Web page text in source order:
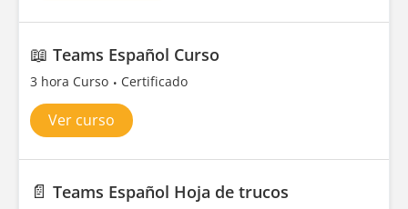
📖 Teams Español Curso
3 hora Curso Certificado
Ver curso
📄 Teams Español Hoja de trucos